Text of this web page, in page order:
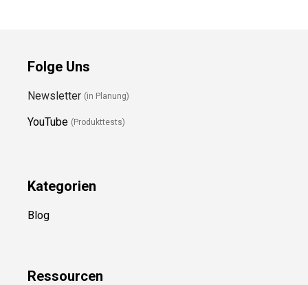
Folge Uns
Newsletter (in Planung)
YouTube (Produkttests)
Kategorien
Blog
Ressourcen